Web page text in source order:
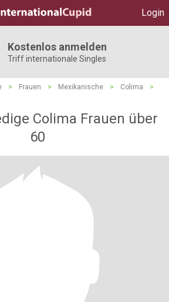
Login
Kostenlos anmelden
Triff internationale Singles
> Frauen > Mexikanische > Colima
>
Colima Frauen über
60